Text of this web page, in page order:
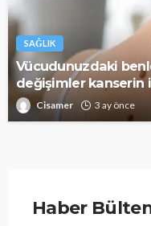
SAĞLIK
Vücudunuzdaki
değişimler kanserin
Cisamer 3 ay önce
Haber